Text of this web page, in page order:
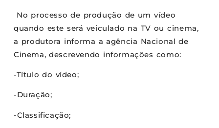
No processo de produção de um vídeo
quando este será veiculado na TV ou cinema,
a produtora informa a agência Nacional de
Cinema, descrevendo informações como:
-Título do vídeo;
-Duração;
-Classificação;